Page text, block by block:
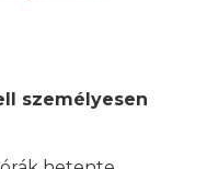
személyesen